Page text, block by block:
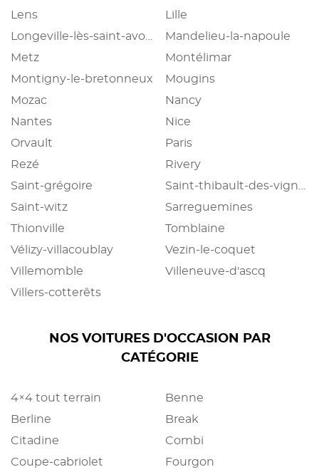
Lens
Lille
Mandelieu-la-napoule
Metz
Montélimar
Montigny-le-bretonneux
Mougins
Mozac
Nancy
Nantes
Nice
Orvault
Paris
Rezé
Rivery
Saint-grégoire
Saint-witz
Sarreguemines
Thionville
Tomblaine
Vélizy-villacoublay
Vezin-le-coquet
Villemomble
Villeneuve-d'ascq
Villers-cotterêts
NOS VOITURES D'OCCASION PAR
CATÉGORIE
4×4 tout terrain
Benne
Berline
Break
Citadine
Combi
Coupe-cabriolet
Fourgon